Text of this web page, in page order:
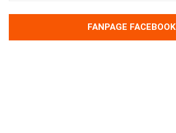
FANPAGE FACEBOOK